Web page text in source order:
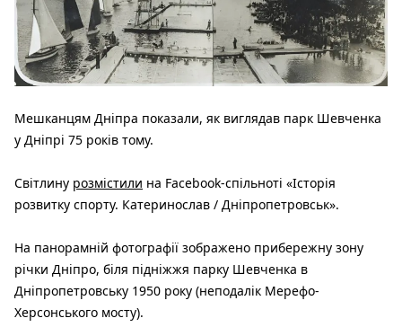
Мешканцям Дніпра показали, як виглядав парк Шевченка
у Дніпрі 75 років тому.
Світлину розмістили на Facebook-спільноті «Історія
розвитку спорту. Катеринослав / Дніпропетровськ».
На панорамній фотографії зображено прибережну зону
річки Дніпро, біля підніжжя парку Шевченка в
Дніпропетровську 1950 року (неподалік Мерефо-
Херсонського мосту).